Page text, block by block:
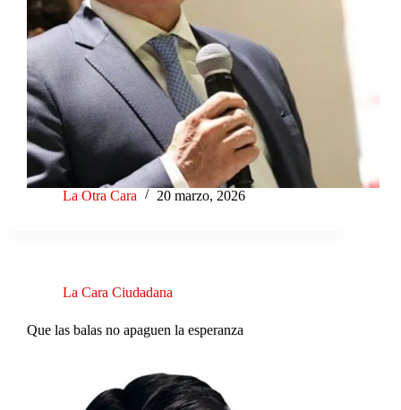
La Otra Cara 20 marzo, 2026
La Cara Ciudadana
Que las balas no apaguen la esperanza